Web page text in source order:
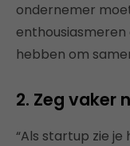
ondernemer
hebben om
2. Zeg vaker
“Als startup zie je